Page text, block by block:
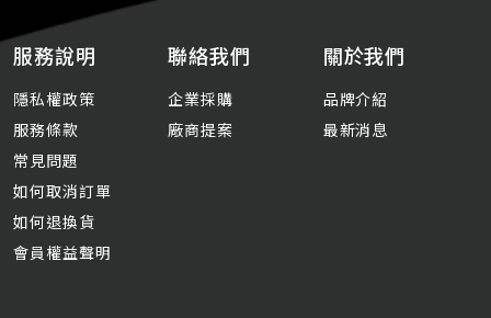
服務說明
隱私權政策
服務條款
常見問題
如何取消訂單
如何退換貨
會員權益聲明
聯絡我們
企業採購
廠商提案
關於我們
品牌介紹
最新消息